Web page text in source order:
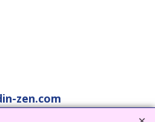
zen.com